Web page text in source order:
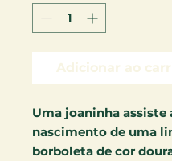
Adicionar ao
Uma joaninha assiste
nascimento de uma
borboleta de cor